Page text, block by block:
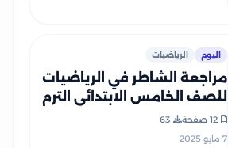
اليوم الرياضيات
مراجعة الشاطر في الرياضيات
للصف الخامس الابتدائي الترم
الثاني 2025 PDF بالاجابات
12 صفحة
63
7 مايو 2025